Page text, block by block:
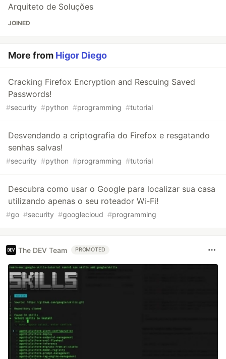
Arquiteto de Soluções
JOINED
More from Higor Diego
Cracking Firefox Encryption and Rescuing Saved
Passwords!
#security #python #programming #tutorial
Desvendando a criptografia do Firefox e resgatando
senhas salvas!
#security #python #programming #tutorial
Descubra como usar o Google para localizar sua casa
utilizando apenas o seu roteador Wi-Fi!
#go #security #googlecloud #programming
The DEV Team PROMOTED